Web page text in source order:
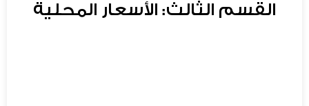
القسم الثالث: الأسعار المحلية